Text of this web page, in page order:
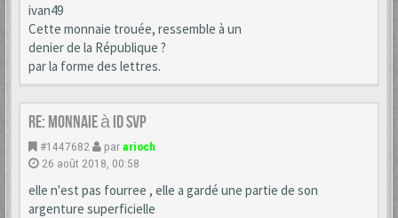
ivan49
Cette monnaie trouée, ressemble à un
denier de la République ?
par la forme des lettres.
Re: monnaie à id svp
#1447682 pararioch
26 août 2018, 00:58
elle n'est pas fourree , elle a gardé une partie de son
argenture superficielle